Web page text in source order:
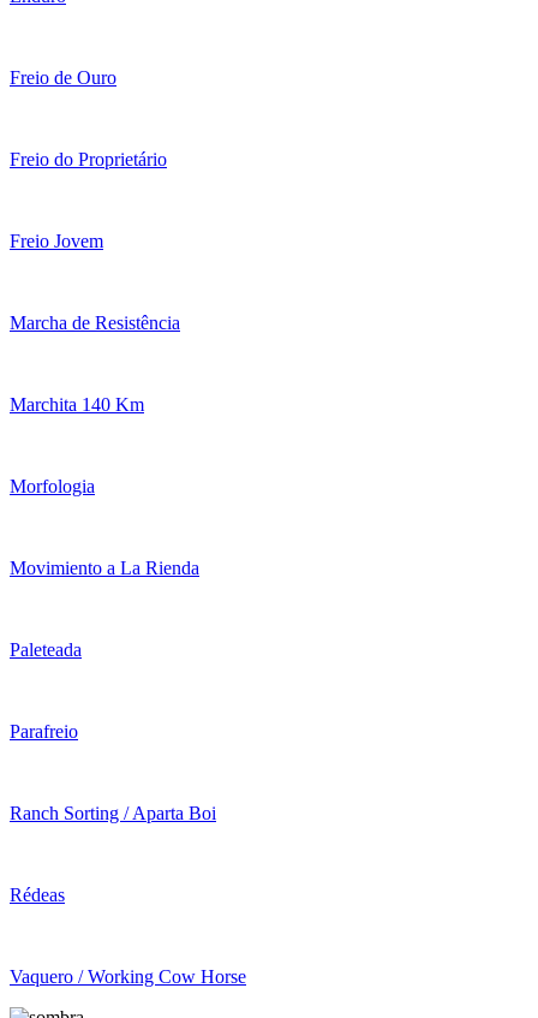
Freio de Ouro
Freio do Proprietário
Freio Jovem
Marcha de Resistência
Marchita 140 Km
Morfologia
Movimiento a La Rienda
Paleteada
Parafreio
Ranch Sorting / Aparta Boi
Rédeas
Vaquero / Working Cow Horse